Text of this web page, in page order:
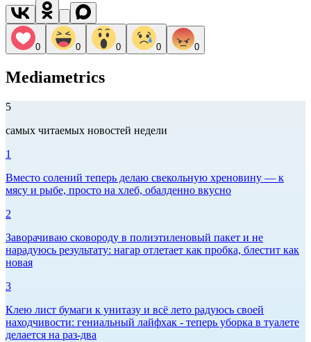
0 0 0 0 0
Mediametrics
5
самых читаемых новостей недели
1
Вместо солений теперь делаю свекольную хреновину — к
мясу и рыбе, просто на хлеб, обалденно вкусно
2
Заворачиваю сковороду в полиэтиленовый пакет и не
нарадуюсь результату: нагар отлетает как пробка, блестит как
новая
3
Клею лист бумаги к унитазу и всё лето радуюсь своей
находчивости: гениальный лайфхак - теперь уборка в туалете
делается на раз-два